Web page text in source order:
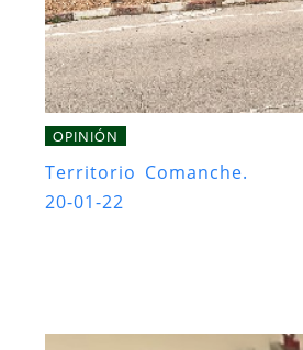
OPINIÓN
Territorio Comanche.
20-01-22